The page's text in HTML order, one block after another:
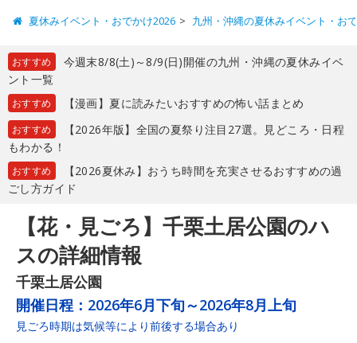
夏休みイベント・おでかけ2026 九州・沖縄の夏休みイベント・お
おすすめ
今週末8/8(土)～8/9(日)開催の九州・沖縄の夏休みイベ
ント一覧
おすすめ 【漫画】夏に読みたいおすすめの怖い話まとめ
おすすめ
【2026年版】全国の夏祭り注目27選。見どころ・日程
もわかる！
おすすめ
【2026夏休み】おうち時間を充実させるおすすめの過
ごし方ガイド
【花・見ごろ】千栗土居公園のハ
スの詳細情報
千栗土居公園
開催日程： 2026年6月下旬～2026年8月上旬
見ごろ時期は気候等により前後する場合あり